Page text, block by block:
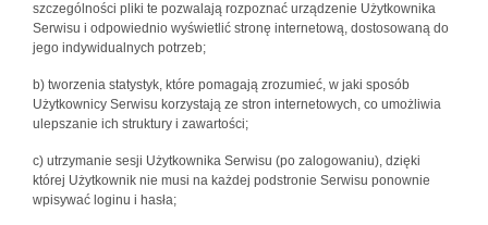
szczególności pliki te pozwalają rozpoznać urządzenie Użytkownika
Serwisu i odpowiednio wyświetlić stronę internetową, dostosowaną do
jego indywidualnych potrzeb;
b) tworzenia statystyk, które pomagają zrozumieć, w jaki sposób
Użytkownicy Serwisu korzystają ze stron internetowych, co umożliwia
ulepszanie ich struktury i zawartości;
c) utrzymanie sesji Użytkownika Serwisu (po zalogowaniu), dzięki
której Użytkownik nie musi na każdej podstronie Serwisu ponownie
wpisywać loginu i hasła;